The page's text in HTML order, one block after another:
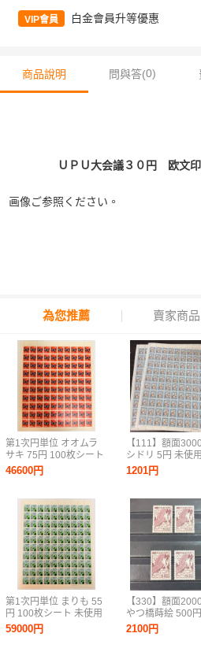
VIP會員 白金會員升等優惠
商品說明 問與答(0)
ＵＰＵ大会議３０円 欧
画像ご参照ください。
為您推薦 賣家商品
第1次円単位 オオムラ
サキ 75円 100枚シート
未使用 普通切手 長期保
管品 #2011
46600円
第1次円単位 まりも 55
円 100枚シート 未使用
普通切手 長期保管品
59000円
【111】額面
シドリ 5円 未使
100枚シート×2 糊
り NH 動植物国
1201円
【330】額面
やつ橋蒔絵 500
用 4枚 糊有 第
動植物国宝図案切
2100円